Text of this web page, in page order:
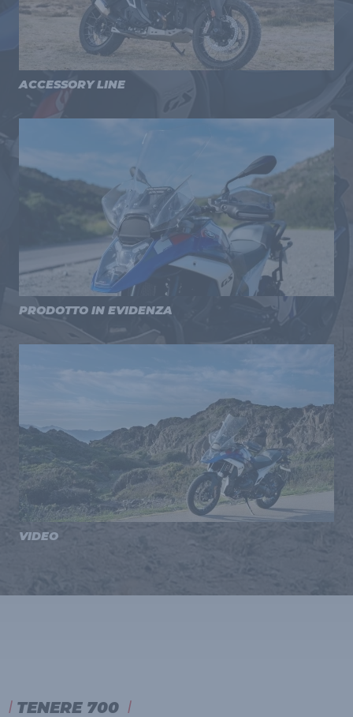
ACCESSORY LINE
PRODOTTO IN EVIDENZA
VIDEO
TENERE 700